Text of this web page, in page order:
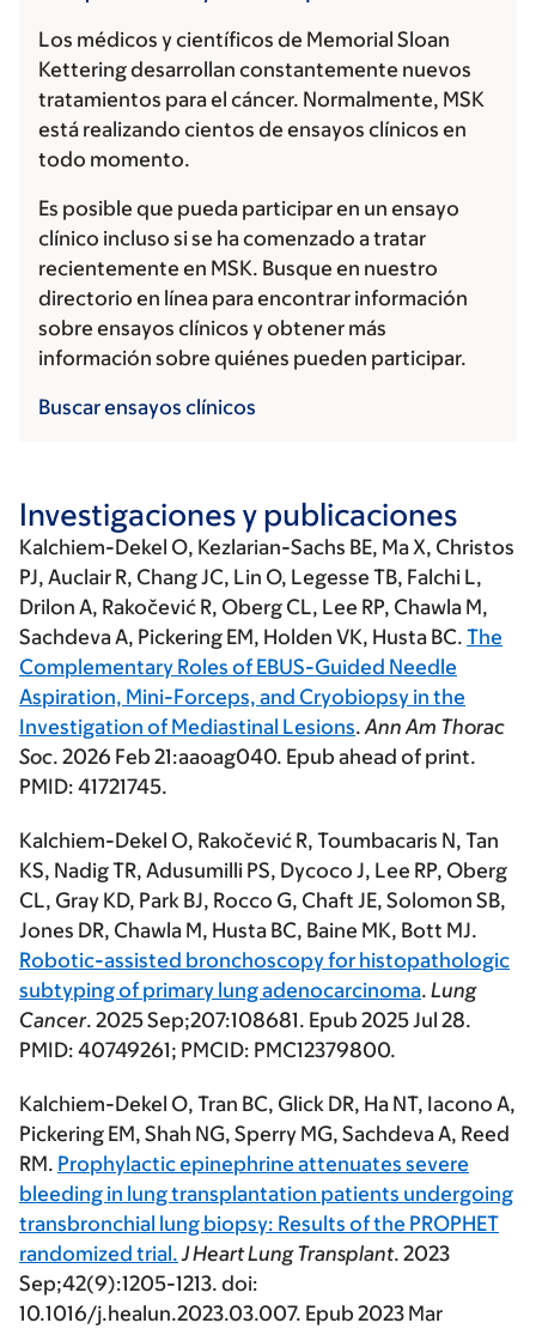
Los médicos y científicos de Memorial Sloan
Kettering desarrollan constantemente nuevos
tratamientos para el cáncer. Normalmente, MSK
está realizando cientos de ensayos clínicos en
todo momento.
Es posible que pueda participar en un ensayo
clínico incluso si se ha comenzado a tratar
recientemente en MSK. Busque en nuestro
directorio en línea para encontrar información
sobre ensayos clínicos y obtener más
información sobre quiénes pueden participar.
Buscar ensayos clínicos
Investigaciones y publicaciones
Kalchiem-Dekel O, Kezlarian-Sachs BE, Ma X, Christos
PJ, Auclair R, Chang JC, Lin O, Legesse TB, Falchi L,
Drilon A, Rakočević R, Oberg CL, Lee RP, Chawla M,
Sachdeva A, Pickering EM, Holden VK, Husta BC. The
Complementary Roles of EBUS-Guided Needle
Aspiration, Mini-Forceps, and Cryobiopsy in the
Investigation of Mediastinal Lesions.Ann Am Thorac
Soc. 2026 Feb 21:aaoag040. Epub ahead of print.
PMID: 41721745.
Kalchiem-Dekel O, Rakočević R, Toumbacaris N, Tan
KS, Nadig TR, Adusumilli PS, Dycoco J, Lee RP, Oberg
CL, Gray KD, Park BJ, Rocco G, Chaft JE, Solomon SB,
Jones DR, Chawla M, Husta BC, Baine MK, Bott MJ.
Robotic-assisted bronchoscopy for histopathologic
subtyping of primary lung adenocarcinoma. Lung
Cancer. 2025 Sep;207:108681. Epub 2025 Jul 28.
PMID: 40749261; PMCID: PMC12379800.
Kalchiem-Dekel O, Tran BC, Glick DR, Ha NT, Iacono A,
Pickering EM, Shah NG, Sperry MG, Sachdeva A, Reed
RM. Prophylactic epinephrine attenuates severe
bleeding in lung transplantation patients undergoing
transbronchial lung biopsy: Results of the PROPHET
randomized trial. J Heart Lung Transplant. 2023
Sep;42(9):1205-1213. doi:
10.1016/j.healun.2023.03.007. Epub 2023 Mar